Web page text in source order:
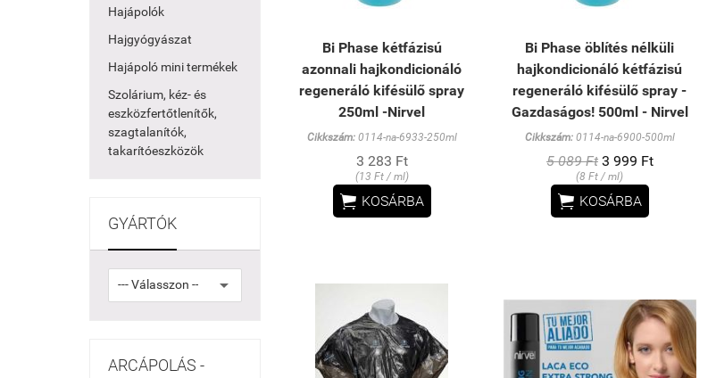
Hajápolók
Hajgyógyászat
Hajápoló mini termékek
Szolárium, kéz- és
eszközfertőtlenítők,
szagtalanítók,
takarítóeszközök
GYÁRTÓK
ARCÁPOLÁS -
Bi Phase kétfázisú
azonnali hajkondicionáló
regeneráló kifésülő spray
250ml -Nirvel
Cikkszám:0114-na-6933-250ml
3 283 Ft
(13 Ft / ml)
 KOSÁRBA
Bi Phase öblítés nélküli
hajkondicionáló kétfázisú
regeneráló kifésülő spray -
Gazdaságos! 500ml - Nirvel
Cikkszám:0114-na-6900-500ml
5 089 Ft 3 999 Ft
(8 Ft / ml)
 KOSÁRBA